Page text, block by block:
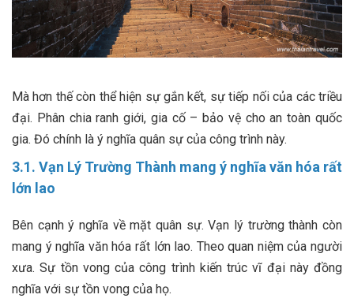
Mà hơn thế còn thể hiện sự gắn kết, sự tiếp nối của các triều
đại. Phân chia ranh giới, gia cố – bảo vệ cho an toàn quốc
gia. Đó chính là ý nghĩa quân sự của công trình này.
3.1. Vạn Lý Trường Thành mang ý nghĩa văn hóa rất
lớn lao
Bên cạnh ý nghĩa về mặt quân sự. Vạn lý trường thành còn
mang ý nghĩa văn hóa rất lớn lao. Theo quan niệm của người
xưa. Sự tồn vong của công trình kiến trúc vĩ đại này đồng
nghĩa với sự tồn vong của họ.